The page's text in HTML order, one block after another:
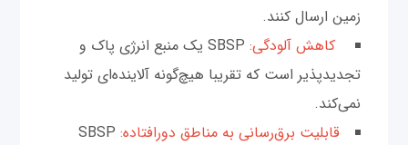
زمین ارسال کنند.
کاهش آلودگی:
SBSP یک منبع انرژی پاک و
تجدیدپذیر است که تقریبا هیچ‌گونه آلاینده‌ای تولید
نمی‌کند.
قابلیت برق‌رسانی به مناطق دورافتاده: SBSP